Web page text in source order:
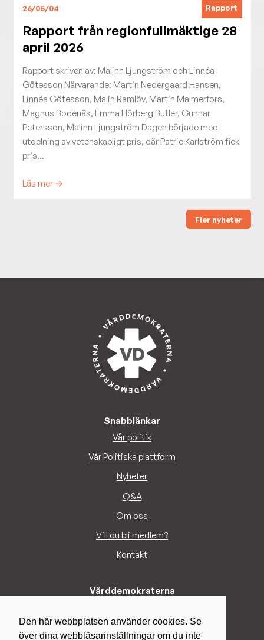
Den här webbplatsen använder cookies. Se
över dina webbläsarinställningar om du inte
26/05/04 Rapport
Rapport från regionfullmäktige 28
april 2026
Rapport skriven av: Malinn Ljungström och Linnéa
Götesson Närvarande: Martin Nedergaard Hansen,
Linnéa Götesson, Malin Ramlöv, Martin Malmerfors,
Magnus Bodenäs, Emma Hörberg Butler, Gunnar
Petersson, Malinn Ljungström Dagen började med
utdelning av vetenskapligt pris, där Patric Karlström fick
pris...
Läs mer →
Fler nyheter
Snabblänkar
Vår politik
Vår Politiska plattform
Nyheter
Q&A
Om oss
Vill du bli medlem?
Kontakt
Vårddemokraterna